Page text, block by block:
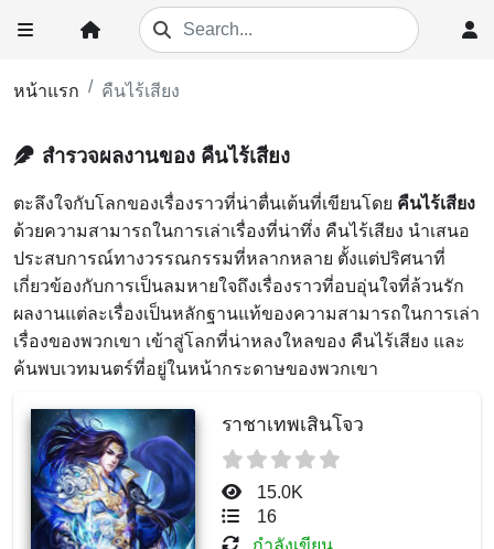
หน้าแรก คืนไร้เสียง
สำรวจผลงานของ คืนไร้เสียง
ตะลึงใจกับโลกของเรื่องราวที่น่าตื่นเต้นที่เขียนโดย คืนไร้เสียง
ด้วยความสามารถในการเล่าเรื่องที่น่าทึ่ง คืนไร้เสียง นำเสนอ
ประสบการณ์ทางวรรณกรรมที่หลากหลาย ตั้งแต่ปริศนาที่
เกี่ยวข้องกับการเป็นลมหายใจถึงเรื่องราวที่อบอุ่นใจที่ล้วนรัก
ผลงานแต่ละเรื่องเป็นหลักฐานแท้ของความสามารถในการเล่า
เรื่องของพวกเขา เข้าสู่โลกที่น่าหลงใหลของ คืนไร้เสียง และ
ค้นพบเวทมนตร์ที่อยู่ในหน้ากระดาษของพวกเขา
ราชาเทพเสินโจว
15.0K
16
กำลังเขียน